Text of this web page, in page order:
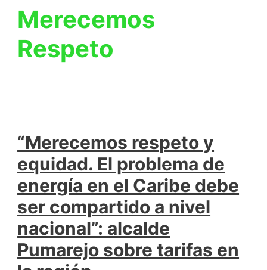
Merecemos
Respeto
“Merecemos respeto y
equidad. El problema de
energía en el Caribe debe
ser compartido a nivel
nacional”: alcalde
Pumarejo sobre tarifas en